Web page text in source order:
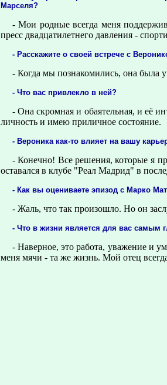
Марселя?
- Мои родные всегда меня
пресс двадцатилетнего давления -
- Расскажите о своей встрече с
- Когда мы познакомились, она
- Что вас привлекло в ней?
- Она скромная и обаятельная, и её
личность и имею приличное состояние.
- Вероника как-то влияет на вашу
- Конечно! Все решения, которые я
оставался в клубе "Реал Мадрид" в
- Как вы оцениваете эпизод с Марко
- Жаль, что так произошло. Но он
- Что в жизни является для вас самым
- Наверное, это работа, уважение и
меня мячи - та же жизнь. Мой отец